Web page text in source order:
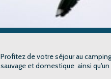
Profitez de votre séjour au
sauvage et domestique ainsi qu'un